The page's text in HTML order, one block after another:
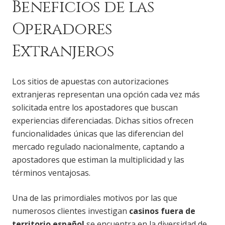
Beneficios de las
Operadores
Extranjeros
Los sitios de apuestas con autorizaciones
extranjeras representan una opción cada vez más
solicitada entre los apostadores que buscan
experiencias diferenciadas. Dichas sitios ofrecen
funcionalidades únicas que las diferencian del
mercado regulado nacionalmente, captando a
apostadores que estiman la multiplicidad y las
términos ventajosas.
Una de las primordiales motivos por las que
numerosos clientes investigan casinos fuera de